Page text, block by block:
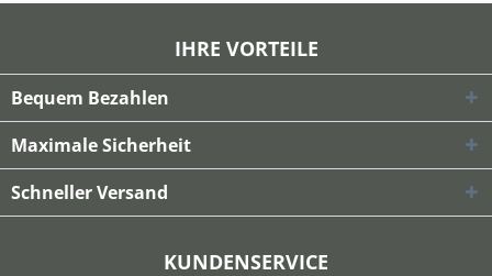
IHRE VORTEILE
Bequem Bezahlen
Maximale Sicherheit
Schneller Versand
KUNDENSERVICE